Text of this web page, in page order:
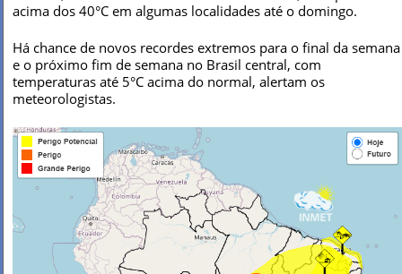
acima dos 40°C em algumas localidades até o domingo.
Há chance de novos recordes extremos para o final da semana
e o próximo fim de semana no Brasil central, com
temperaturas até 5°C acima do normal, alertam os
meteorologistas.